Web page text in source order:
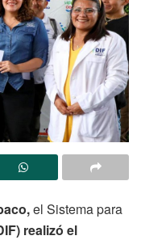
el Sistema para
realizó el